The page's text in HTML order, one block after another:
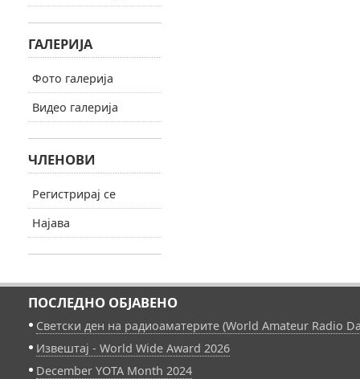
ГАЛЕРИЈА
Фото галерија
Видео галерија
ЧЛЕНОВИ
Регистрирај се
Најава
ПОСЛЕДНО ОБЈАВЕНО
Светски ден на радиоаматерите (World Amateur Radio
Извештај - World Wide Award 2026
December YOTA Month 2024